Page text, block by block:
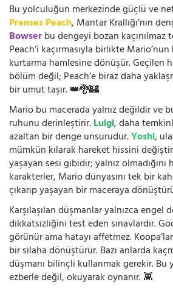
Bu yolculuğun merkezinde güçlü ve
Prenses Peach, Mantar Krallığı’nın
Bowserbu dengeyi bozan kaçınılmaz
Peach’i kaçırmasıyla birlikte Mario’nun
kurtarma hamlesine dönüşür. Geçilen
bölüm değil; Peach’e biraz daha
bir umut taşır. 👑🐉🏰
Mario bu macerada yalnız değildir ve
ruhunu derinleştirir.Luigi, daha
azaltan bir denge unsurudur.Yoshi,
mümkün kılarak hareket hissini
yaşayan sesi gibidir; yalnız
karakterler, Mario dünyasını tek bir
çıkarıp yaşayan bir maceraya
Karşılaşılan düşmanlar yalnızca
dikkatsizliğini test eden sınavlardır.
görünür ama hatayı affetmez.
bir silaha dönüştürür. Bazı anlarda
düşmanı bilinçli kullanmak gerekir. Bu
ezberle değil, okuyarak oynanır. 👾